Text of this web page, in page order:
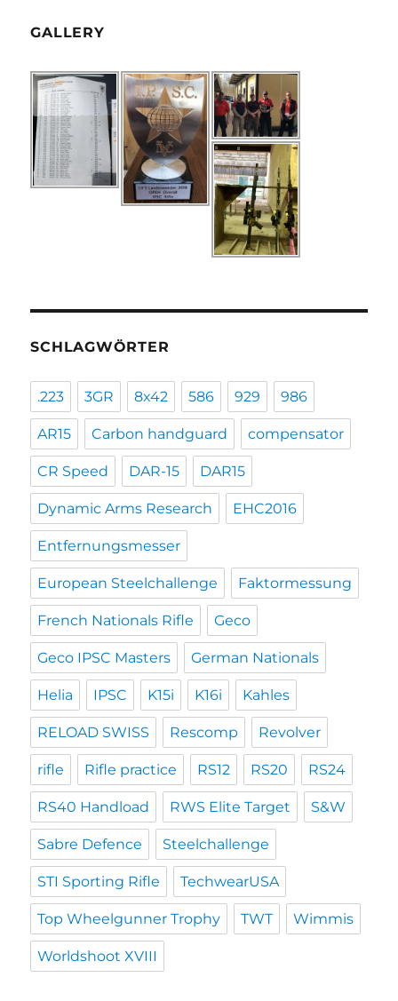
GALLERY
SCHLAGWÖRTER
.223 3GR 8x42 586 929 986
AR15 Carbon handguard compensator
CR Speed DAR-15 DAR15
Dynamic Arms Research EHC2016
Entfernungsmesser
European Steelchallenge Faktormessung
French Nationals Rifle Geco
Geco IPSC Masters German Nationals
Helia IPSC K15i K16i Kahles
RELOAD SWISS Rescomp Revolver
rifle Rifle practice RS12 RS20 RS24
RS40 Handload RWS Elite Target S&W
Sabre Defence Steelchallenge
STI Sporting Rifle TechwearUSA
Top Wheelgunner Trophy TWT Wimmis
Worldshoot XVIII